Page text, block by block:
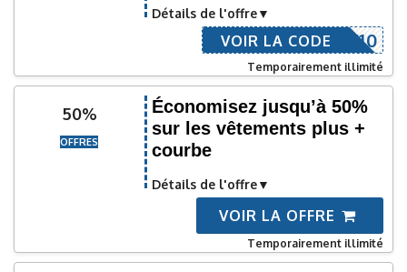
Détails de l'offre
EMILY10
VOIR LA CODE
Temporairement illimité
50%
OFFRES
Économisez jusqu’à 50%
sur les vêtements plus +
courbe
Détails de l'offre
VOIR LA OFFRE
Temporairement illimité